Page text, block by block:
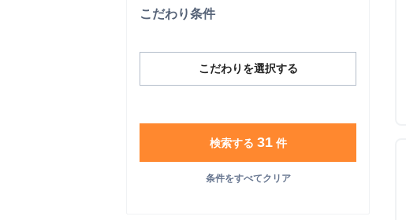
こだわり条件
こだわりを選択する
検索する 31件
条件をすべてクリア